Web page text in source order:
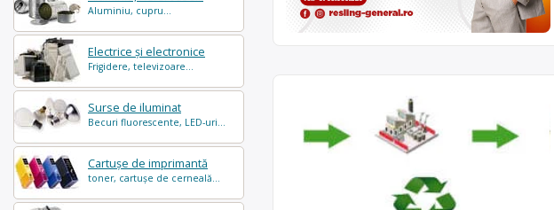
Aluminiu, cupru...
Electrice și electronice
Frigidere, televizoare...
Surse de iluminat
Becuri fluorescente, LED-uri...
Cartușe de imprimantă
toner, cartușe de cerneală...